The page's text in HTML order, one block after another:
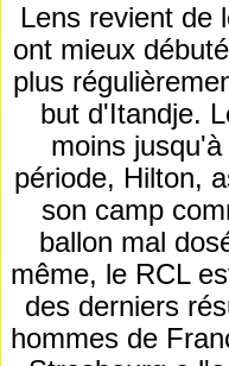
Lens revient de
ont mieux
plus
but d'Itandje.
moins
période, Hilton,
son camp
ballon mal
même, le RCL
des derniers
hommes de